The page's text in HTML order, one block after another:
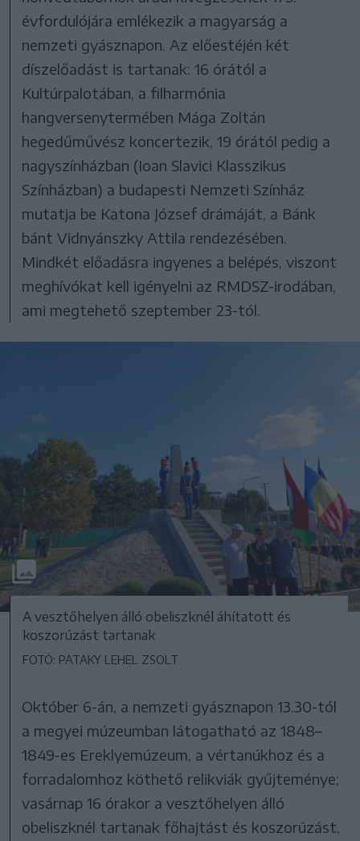
évfordulójára emlékezik a magyarság a
nemzeti gyásznapon. Az előestéjén két
díszelőadást is tartanak: 16 órától a
Kultúrpalotában, a filharmónia
hangversenytermében Mága Zoltán
hegedűművész koncertezik, 19 órától pedig a
nagyszínházban (Ioan Slavici Klasszikus
Színházban) a budapesti Nemzeti Színház
mutatja be Katona József drámáját, a Bánk
bánt Vidnyánszky Attila rendezésében.
Mindkét előadásra ingyenes a belépés, viszont
meghívókat kell igényelni az RMDSZ-irodában,
ami megtehető szeptember 23-tól.
A vesztőhelyen álló obeliszknél áhítatott és
koszorúzást tartanak
FOTÓ: PATAKY LEHEL ZSOLT
Október 6-án, a nemzeti gyásznapon 13.30-tól
a megyei múzeumban látogatható az 1848–
1849-es Ereklyemúzeum, a vértanúkhoz és a
forradalomhoz köthető relikviák gyűjteménye;
vasárnap 16 órakor a vesztőhelyen álló
obeliszknél tartanak főhajtást és koszorúzást,